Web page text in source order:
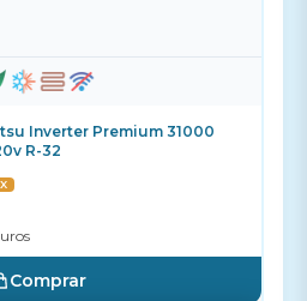
Inverter Premium 31000
R-32
Comprar